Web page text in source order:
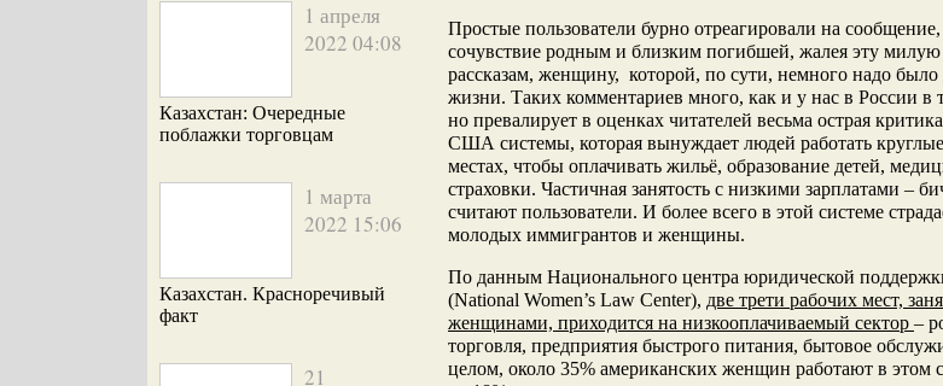
1 апреля
2022 04:08
Казахстан: Очередные
поблажки торговцам
1 марта
2022 15:06
Казахстан. Красноречивый
факт
21
Простые пользователи бурно отреагировали на
сочувствие родным и близким погибшей, жалея эту
рассказам, женщину, которой, по сути, немного надо было
жизни. Таких комментариев много, как и у нас в России в
но превалирует в оценках читателей весьма острая
США системы, которая вынуждает людей работать
местах, чтобы оплачивать жильё, образование детей,
страховки. Частичная занятость с низкими зарплатами –
считают пользователи. И более всего в этой системе
молодых иммигрантов и женщины.
По данным Национального центра юридической
(National Women’s Law Center), две трети рабочих мест,
женщинами, приходится на низкооплачиваемый сектор –
торговля, предприятия быстрого питания, бытовое
целом, около 35% американских женщин работают в этом